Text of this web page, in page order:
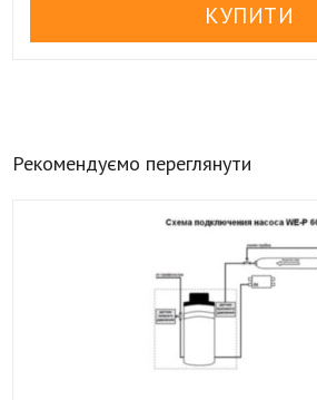
Рекомендуємо переглянути